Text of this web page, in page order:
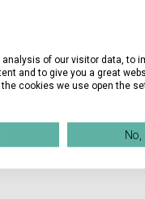
of our visitor data, to
and to give you a great
cookies we use open the
No,